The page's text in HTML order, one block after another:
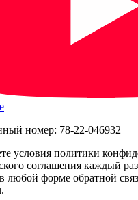
номер: 78-22-046932
условия политики
соглашения каждый
любой форме обратной